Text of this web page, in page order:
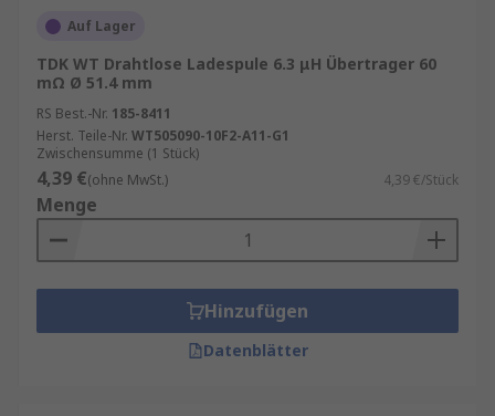
Auf Lager
TDK WT Drahtlose Ladespule 6.3 μH Übertrager 60
mΩ Ø 51.4 mm
RS Best.-Nr. 185-8411
Herst. Teile-Nr. WT505090-10F2-A11-G1
Zwischensumme (1 Stück)
4,39 €(ohne MwSt.) 4,39 €/Stück
Menge
Hinzufügen
Datenblätter